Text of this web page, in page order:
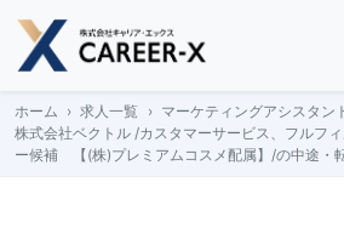
Skip
content
ホーム 求人一覧
マーケティングアシスタン
株式会社ベクトル /カスタマーサービス、フルフ
ー候補 【(株)プレミアムコスメ配属】/の中途・